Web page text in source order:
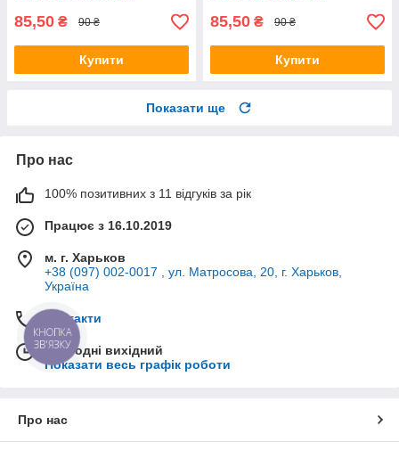
85,50 ₴ 90 ₴
Купити
85,50 ₴ 90 ₴
Купити
Показати ще
Про нас
100% позитивних з 11 відгуків за рік
Працює з 16.10.2019
м. г. Харьков
+38 (097) 002-0017 , ул. Матросова, 20, г. Харьков,
Україна
Контакти
Сьогодні вихідний
Показати весь графік роботи
Про нас
КНОПКА
ЗВ'ЯЗКУ